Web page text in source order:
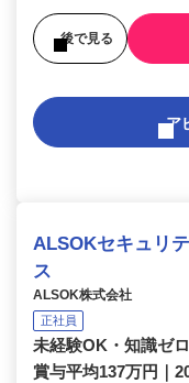
後で見る
ア
ALSOKセキュリ
ス
ALSOK株式会社
正社員
未経験OK・知識ゼ
賞与平均137万円｜